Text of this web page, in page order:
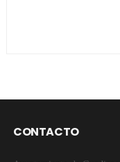
CONTACTO